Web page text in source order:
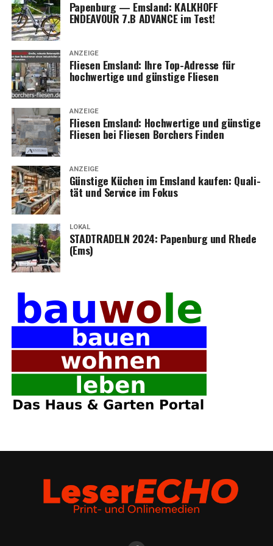
Papen­burg — Ems­land: KALKHOFF
ENDEAVOUR 7.B ADVANCE im Test!
ANZEIGE
Flie­sen Ems­land: Ihre Top-Adres­se für
hoch­wer­ti­ge und güns­ti­ge Fliesen
ANZEIGE
Flie­sen Ems­land: Hoch­wer­ti­ge und güns­ti­ge
Flie­sen bei Flie­sen Bor­chers Finden
ANZEIGE
Güns­ti­ge Küchen im Ems­land kau­fen: Qua­li­
tät und Ser­vice im Fokus
LOKAL
STADTRADELN 2024: Papen­burg und Rhe­de
(Ems)